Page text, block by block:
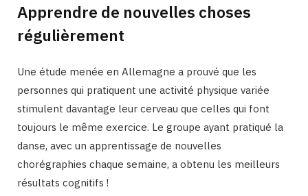
Apprendre de nouvelles choses
régulièrement
Une étude menée en Allemagne a prouvé que les
personnes qui pratiquent une activité physique variée
stimulent davantage leur cerveau que celles qui font
toujours le même exercice. Le groupe ayant pratiqué la
danse, avec un apprentissage de nouvelles
chorégraphies chaque semaine, a obtenu les meilleurs
résultats cognitifs !